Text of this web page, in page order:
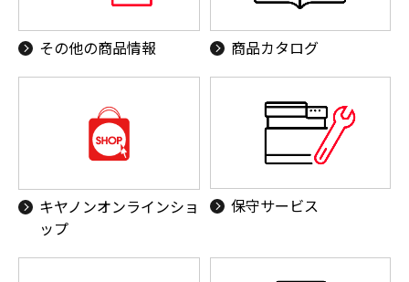
その他の商品情報 商品カタログ
キヤノンオンラインショ
ップ
保守サービス